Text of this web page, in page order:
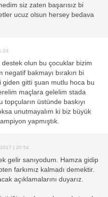
siz zaten başarısız bi
ucuz olsun hersey bedava
olun bu çocuklar bizim
negatif bakmayı bırakın bi
giden gitti şuan mutlu hoca bu
maçlara gelelim stada
topçuların üstünde baskıyı
unutmayalım ki biz büyük
yapmıştık.
| 20:54
gelir sanıyodum. Hamza gidip
farkımız kalmadı demektir.
açıklamalarını duyarız.